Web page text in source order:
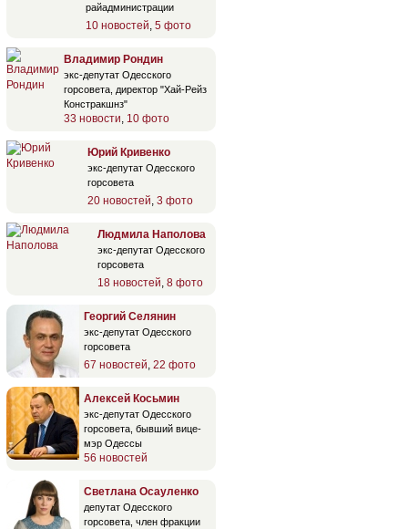
райадминистрации
10 новостей, 5 фото
Владимир Рондин
экс-депутат Одесского
горсовета, директор "Хай-Рейз
Констракшнз"
33 новости, 10 фото
Юрий Кривенко
экс-депутат Одесского
горсовета
20 новостей, 3 фото
Людмила Наполова
экс-депутат Одесского
горсовета
18 новостей, 8 фото
Георгий Селянин
экс-депутат Одесского
горсовета
67 новостей, 22 фото
Алексей Косьмин
экс-депутат Одесского
горсовета, бывший вице-
мэр Одессы
56 новостей
Светлана Осауленко
депутат Одесского
горсовета, член фракции